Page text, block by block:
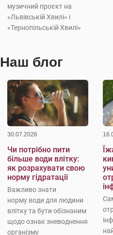
музичний проєкт на
«Львівській Хвилі» і
«Тернопільській Хвилі»
Наш блог
30.07.2026
Чи потрібно пити
більше води влітку:
як розрахувати свою
норму гідратації
Важливо знати
норму води для людини
влітку та бути обізнаним
щодо ознак зневоднення
організму